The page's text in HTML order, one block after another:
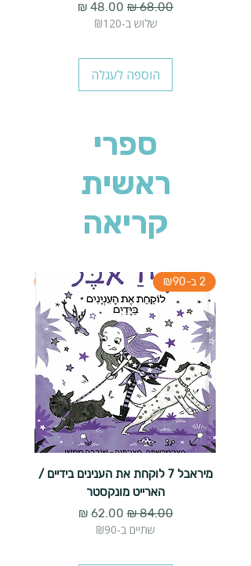
מחיר רגיל מחיר מבצע
שלוש ב-₪120
הוספה לעגלה
ספרי
ראשית
קריאה
2 ב-₪90
מיראבל 7 לוקחת את הענינים בידיים /
הארייט מונקסטר
מחיר רגיל‏84.00 ‏₪ מחיר מבצע
שתיים ב-₪90